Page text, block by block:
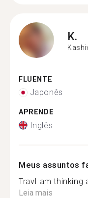
K.
FLUENTE
Japonês
APRENDE
Inglês
Meus assuntos
TravI am thinking
Leia mais